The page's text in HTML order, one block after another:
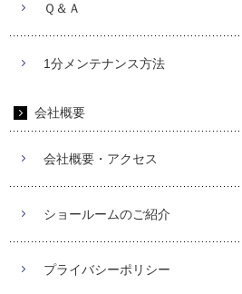
Ｑ＆Ａ
1分メンテナンス方法
会社概要
会社概要・アクセス
ショールームのご紹介
プライバシーポリシー